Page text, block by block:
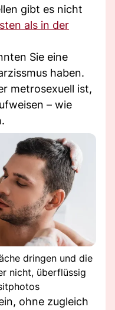
gibt es nicht
als in der
Sie eine
haben.
metrosexuell ist,
– wie
dringen und die
nicht, überflüssig
ohne zugleich